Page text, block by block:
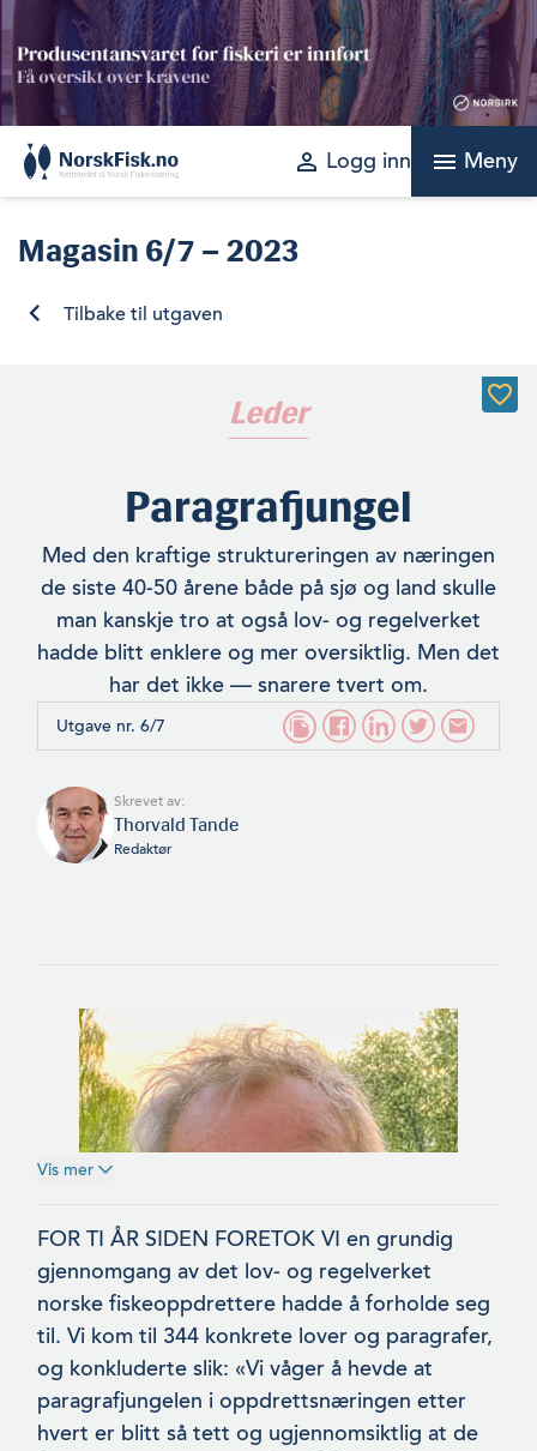
Skip
to
content
perm_identity Logg inn menu Meny
Magasin 6/7 – 2023
Tilbake til utgaven
Leder
Paragrafjungel
Med den kraftige struktureringen av næringen
de siste 40-50 årene både på sjø og land skulle
man kanskje tro at også lov- og regelverket
hadde blitt enklere og mer oversiktlig. Men det
har det ikke — snarere tvert om.
Utgave nr. 6/7
Skrevet av:
Thorvald Tande
Redaktør
Vis mer
FOR TI ÅR SIDEN FORETOK VI en grundig
gjennomgang av det lov- og regelverket
norske fiskeoppdrettere hadde å forholde seg
til. Vi kom til 344 konkrete lover og paragrafer,
og konkluderte slik: «Vi våger å hevde at
paragrafjungelen i oppdrettsnæringen etter
hvert er blitt så tett og ugjennomsiktlig at de